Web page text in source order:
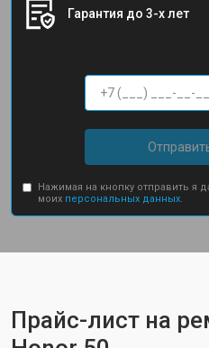
Гарантия до 3-х лет
Нажимая на кнопку отправить я
моих персональных данных.
Прайс-лист на